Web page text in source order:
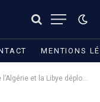
MENTIONS
et la Libye déployé